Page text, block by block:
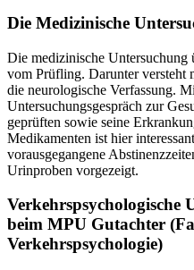
Die Medizinische
Die medizinische Untersuchung
vom Prüfling. Darunter versteht
die neurologische Verfassung.
Untersuchungsgespräch zur
geprüften sowie seine
Medikamenten ist hier
vorausgegangene
Urinproben vorgezeigt.
Verkehrspsychologische
beim MPU Gutachter
Verkehrspsychologie)